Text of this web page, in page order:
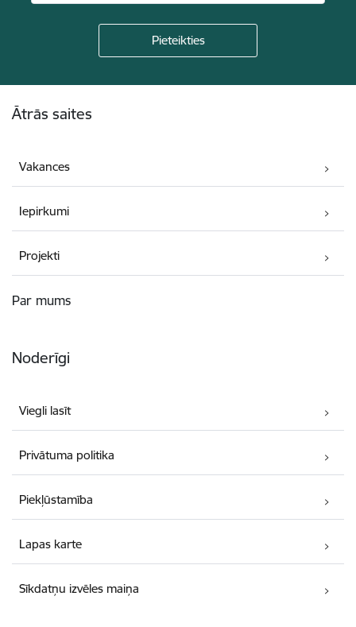
Ātrās saites
Vakances
Iepirkumi
Projekti
Par mums
Noderīgi
Viegli lasīt
Privātuma politika
Piekļūstamība
Lapas karte
Sīkdatņu izvēles maiņa